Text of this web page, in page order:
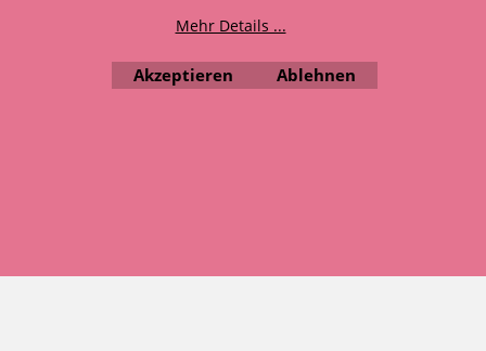
4.91/ 5.00
Hinweis zu den
Bewertungen
Mehr Details ...
Akzeptieren Ablehnen